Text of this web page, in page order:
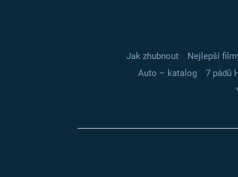
Jak zhubnout Nejlepší
Auto – katalog
7 pádů